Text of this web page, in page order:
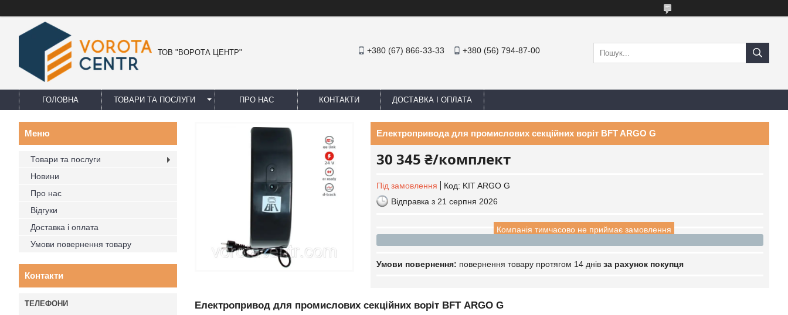
ТОВ "ВОРОТА ЦЕНТР" +380 (67) 866-33-33 +380 (56) 794-87-00
ГОЛОВНА ТОВАРИ ТА ПОСЛУГИ ПРО НАС КОНТАКТИ ДОСТАВКА І ОПЛАТА
Електропривода для промислових секційних воріт BFT ARGO G
30 345 ₴/комплект
Під замовлення Код: KIT ARGO G
Відправка з 21 серпня 2026
Компанія тимчасово не приймає замовлення
повернення товару протягом 14 днів за рахунок покупця
Електропривод для промислових секційних воріт BFT ARGO G
Товари та послуги
Новини
Про нас
Відгуки
Доставка і оплата
Умови повернення товару
Контакти